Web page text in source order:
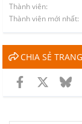
Thành viên
Thành viên mới nhất
CHIA SẺ TRANG
Facebook